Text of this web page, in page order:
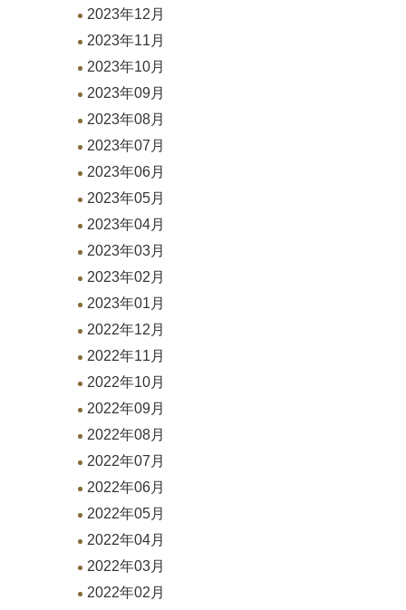
2023年12月
2023年11月
2023年10月
2023年09月
2023年08月
2023年07月
2023年06月
2023年05月
2023年04月
2023年03月
2023年02月
2023年01月
2022年12月
2022年11月
2022年10月
2022年09月
2022年08月
2022年07月
2022年06月
2022年05月
2022年04月
2022年03月
2022年02月